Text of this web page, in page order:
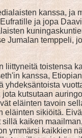
kanssa,
ja jopa
toistensa
kanssa,
kutsutaan
eläinten tavoin
sikiöitä.
kaiken
ymmärsi kaikkien